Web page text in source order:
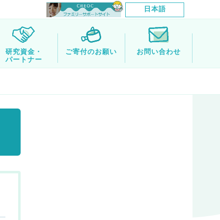
日本語
研究資金・
パートナー
ご寄付のお願い お問い合わせ